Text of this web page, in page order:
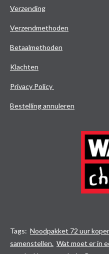
Verzending
Verzendmethoden
Betaalmethoden
Klachten
Privacy Policy
Bestelling annuleren
Tags: Noodpakket 72 uur
samenstellen. Wat moet er in